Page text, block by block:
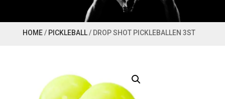
HOME/ PICKLEBALL/ DROP SHOT PICKLEBALLEN 3ST